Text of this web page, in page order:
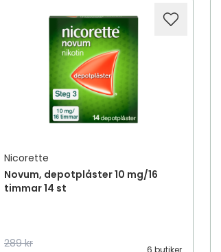
Nicorette
Novum, depotplåster 10 mg/16
timmar 14 st
289 kr 6 butiker